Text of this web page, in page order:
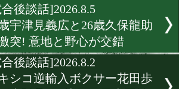
[海外試合結果]2026.8.7
タイで躍動! 花田颯と政所
OPBFシルバー王座戦!
[海外試合結果]2026.8.7